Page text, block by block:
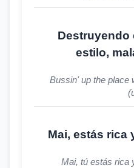
Destruyendo
estilo,
Bussin' up the place
Mai, estás rica
Mai, tú estás rica